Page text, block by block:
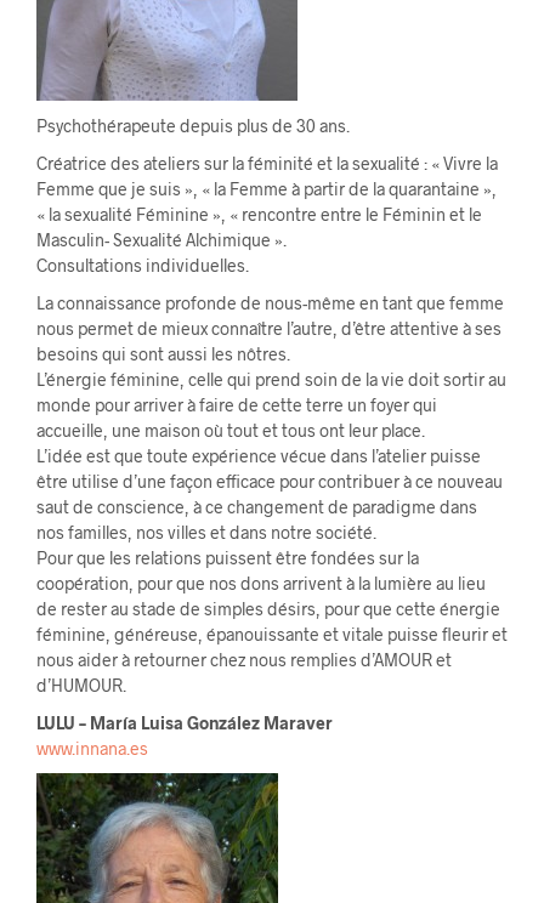
Psychothérapeute depuis plus de 30 ans.
Créatrice des ateliers sur la féminité et la sexualité : « Vivre la
Femme que je suis », « la Femme à partir de la quarantaine »,
« la sexualité Féminine », « rencontre entre le Féminin et le
Masculin- Sexualité Alchimique ».
Consultations individuelles.
La connaissance profonde de nous-même en tant que femme
nous permet de mieux connaître l’autre, d’être attentive à ses
besoins qui sont aussi les nôtres.
L’énergie féminine, celle qui prend soin de la vie doit sortir au
monde pour arriver à faire de cette terre un foyer qui
accueille, une maison où tout et tous ont leur place.
L’idée est que toute expérience vécue dans l’atelier puisse
être utilise d’une façon efficace pour contribuer à ce nouveau
saut de conscience, à ce changement de paradigme dans
nos familles, nos villes et dans notre société.
Pour que les relations puissent être fondées sur la
coopération, pour que nos dons arrivent à la lumière au lieu
de rester au stade de simples désirs, pour que cette énergie
féminine, généreuse, épanouissante et vitale puisse fleurir et
nous aider à retourner chez nous remplies d’AMOUR et
d’HUMOUR.
LULU – María Luisa González Maraver
www.innana.es